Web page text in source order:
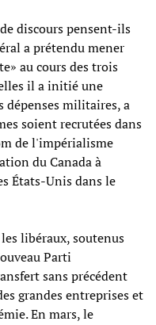
discours pensent-ils
a prétendu mener
au cours des trois
il a initié une
dépenses militaires, a
soient recrutées dans
de l'impérialisme
du Canada à
États-Unis dans le
libéraux, soutenus
Parti
sans précédent
grandes entreprises et
En mars, le